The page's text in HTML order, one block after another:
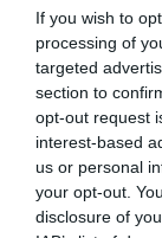
If you wish to
processing of
targeted
section to
opt-out request
interest-based
us or personal
your opt-out.
disclosure of
A plusz
visszafogottabb
nem tervez
és csak kisebb
bővítését vagy